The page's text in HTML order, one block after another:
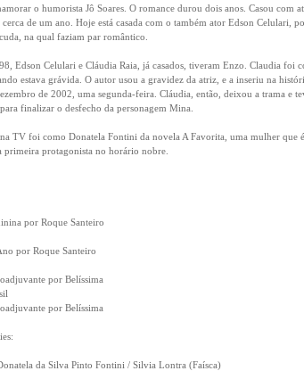
o humorista Jô Soares. O romance durou dois anos. Casou com
de um ano. Hoje está casada com o também ator Edson Celulari,
na qual faziam par romântico.
Edson Celulari e Cláudia Raia, já casados, tiveram Enzo. Claudia foi
estava grávida. O autor usou a gravidez da atriz, e a inseriu na
de 2002, uma segunda-feira. Cláudia, então, deixou a trama e
finalizar o desfecho da personagem Mina.
TV foi como Donatela Fontini da novela A Favorita, uma mulher que
primeira protagonista no horário nobre.
por Roque Santeiro
por Roque Santeiro
por Belíssima
por Belíssima
da Silva Pinto Fontini / Silvia Lontra (Faísca)